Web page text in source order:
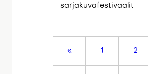
sarjakuvafestivaalit
« 1 2